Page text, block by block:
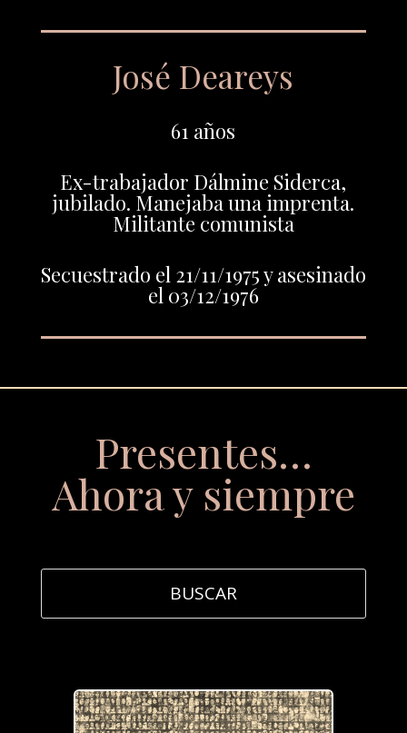
José Deareys
61 años
Ex-trabajador Dálmine Siderca,
jubilado. Manejaba una imprenta.
Militante comunista
Secuestrado el 21/11/1975 y asesinado
el 03/12/1976
Presentes…
Ahora y siempre